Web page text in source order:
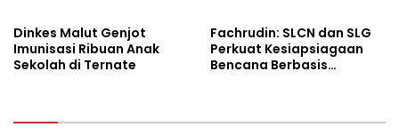
Dinkes Malut Genjot
Imunisasi Ribuan Anak
Sekolah di Ternate
Fachrudin: SLCN dan SLG
Perkuat Kesiapsiagaan
Bencana Berbasis